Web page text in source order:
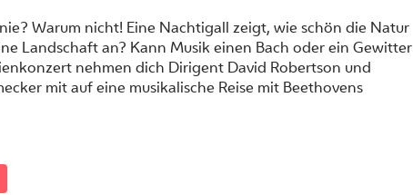
Warum nicht! Eine Nachtigall zeigt, wie schön die Natur
Landschaft an? Kann Musik einen Bach oder ein Gewitter
nehmen dich Dirigent David Robertson und
mit auf eine musikalische Reise mit Beethovens